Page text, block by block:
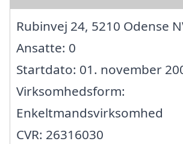
Rubinvej 24, 5210 Odense
Ansatte: 0
Startdato: 01. november
Virksomhedsform:
Enkeltmandsvirksomhed
CVR: 26316030